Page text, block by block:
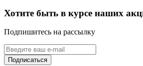
Хотите быть в курсе наших
Подпишитесь на рассылку
Подписаться